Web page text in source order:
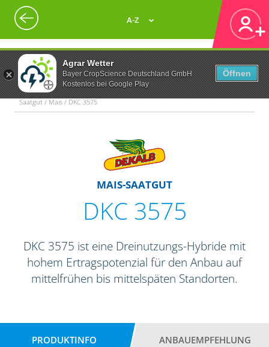
Agrar Wetter
Bayer CropScience Deutschland GmbH
Kostenlos bei Google Play
Öffnen
A-Z
Saatgut / Mais / DKC 3575
MAIS-SAATGUT
DKC 3575
DKC 3575 ist eine Dreinutzungs-Hybride mit
hohem Ertragspotenzial für den Anbau auf
mittelfrühen bis mittelspäten Standorten.
PRODUKTINFO ANBAUEMPFEHLUNG